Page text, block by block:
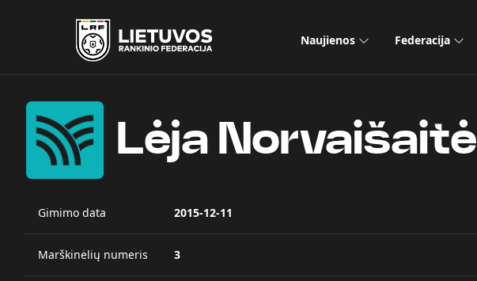
Naujienos Federacija
Lėja Norvaišaitė
Gimimo data 2015-12-11
Marškinėlių numeris 3